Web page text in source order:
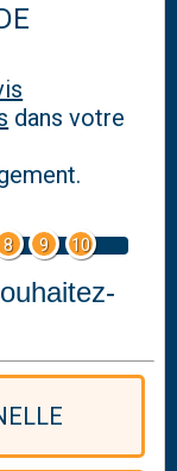
dans votre
8 9 10